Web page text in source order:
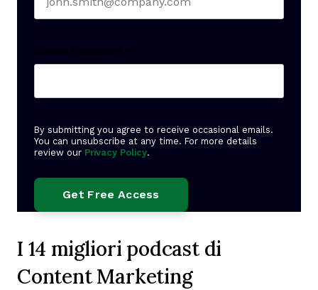
Create Password *
By submitting you agree to receive occasional emails.
You can unsubscribe at any time. For more details
review our Privacy Policy.
I 14 migliori podcast di
Content Marketing